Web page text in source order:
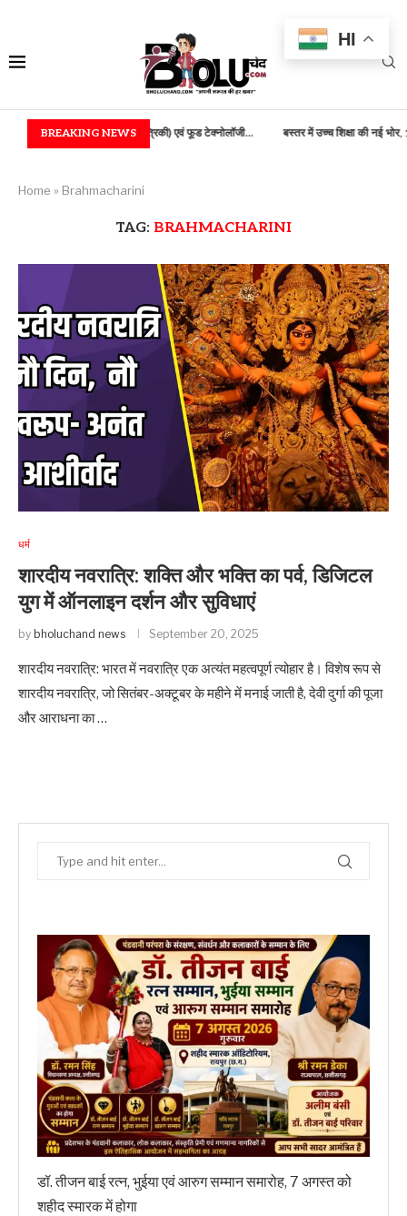
BREAKING NEWS
(कृषि अभियांत्रिकी) एवं फूड टेक्नोलॉजी... बस्तर में उच्च शिक्षा की नई भोर, 100...
Home » Brahmacharini
TAG: BRAHMACHARINI
धर्म
शारदीय नवरात्रि: शक्ति और भक्ति का पर्व, डिजिटल
युग में ऑनलाइन दर्शन और सुविधाएं
by bholuchand news September 20, 2025
शारदीय नवरात्रि: भारत में नवरात्रि एक अत्यंत महत्वपूर्ण त्योहार है। विशेष रूप से
शारदीय नवरात्रि, जो सितंबर-अक्टूबर के महीने में मनाई जाती है, देवी दुर्गा की पूजा
और आराधना का …
डॉ. तीजन बाई रत्न, भुईया एवं आरुग सम्मान समारोह, 7 अगस्त को
शहीद स्मारक में होगा
HI